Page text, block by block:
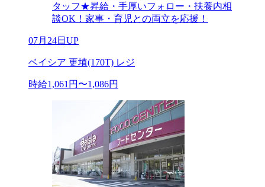
タッフ★昇給・手厚いフォロー・扶養内相
談OK！家事・育児との両立を応援！
07月24日UP
ベイシア 更埴(170T) レジ
時給1,061円〜1,086円